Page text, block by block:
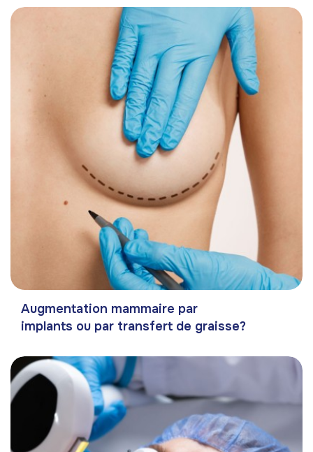
Augmentation mammaire par
implants ou par transfert de graisse?